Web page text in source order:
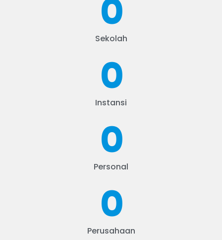
Sekolah
0
Instansi
0
Personal
0
Perusahaan
0